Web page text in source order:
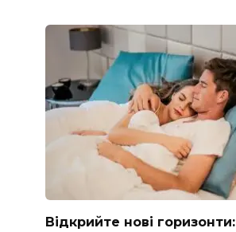
Відкрийте нові горизонти: